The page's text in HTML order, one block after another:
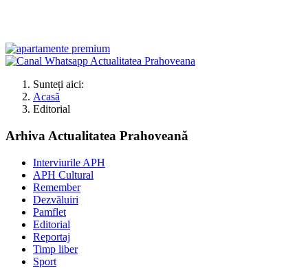
Sunteți aici:
Acasă
Editorial
Arhiva Actualitatea Prahoveană
Interviurile APH
APH Cultural
Remember
Dezvăluiri
Pamflet
Editorial
Reportaj
Timp liber
Sport